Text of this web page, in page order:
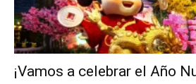
¡Vamos a celebrar el Año